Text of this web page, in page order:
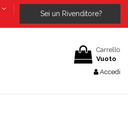
Sei un Rivenditore?
Carrello
Vuoto
Accedi